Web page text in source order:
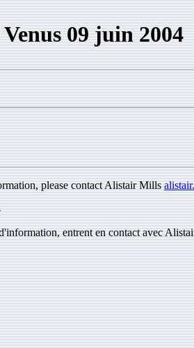
09 juin 2004
please contact Alistair Mills
entrent en contact avec